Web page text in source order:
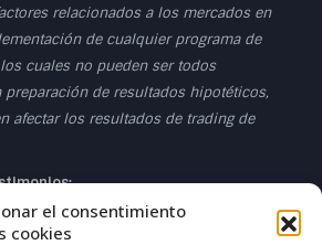
el consentimiento
cookies
relacionados a los mercados en
de cualquier programa de
cuales no pueden ser todos
preparación de resultados hipotéticos,
afectar los resultados de trading de
aparecen en esta página web pueden